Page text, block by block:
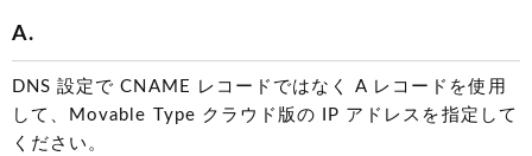
A.
DNS 設定で CNAME レコードではなく A レコードを使用
して、Movable Type クラウド版の IP アドレスを指定して
ください。